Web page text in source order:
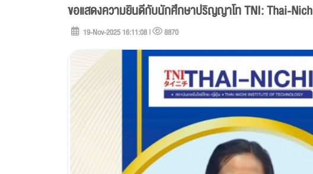
ขอแสดงความยินดีกับนักศึกษาปริญญาโท TNI: Thai-
19-Nov-2025 16:11:08 | 8870